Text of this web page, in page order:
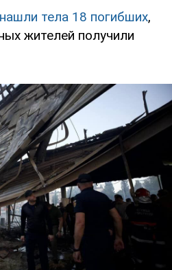
нашли тела 18 погибших,
жителей получили